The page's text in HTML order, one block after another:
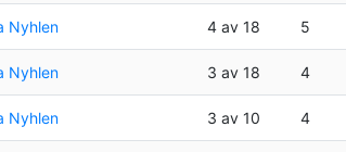
Nyhlen 4 av 18 5
Nyhlen 3 av 18 4
Nyhlen 3 av 10 4